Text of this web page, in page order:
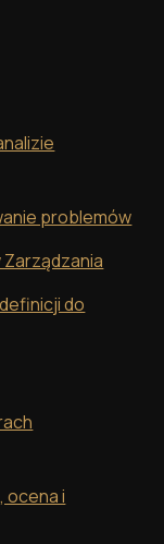
problemów
do
ocena i